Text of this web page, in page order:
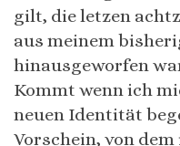
gilt, die letzen
aus meinem
hinausgeworfen
Kommt wenn ich
neuen Identität
Vorschein, von